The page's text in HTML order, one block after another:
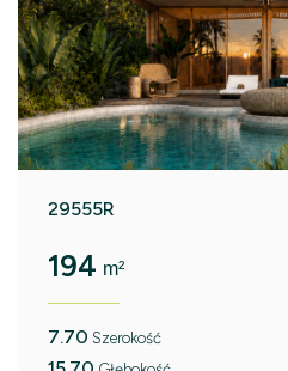
29555R
194 m²
7.70 Szerokość